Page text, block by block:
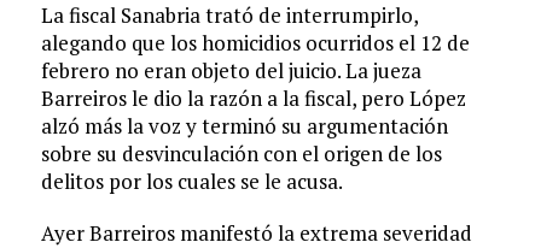
La fiscal Sanabria trató de interrumpirlo,
alegando que los homicidios ocurridos el 12 de
febrero no eran objeto del juicio. La jueza
Barreiros le dio la razón a la fiscal, pero López
alzó más la voz y terminó su argumentación
sobre su desvinculación con el origen de los
delitos por los cuales se le acusa.
Ayer Barreiros manifestó la extrema severidad